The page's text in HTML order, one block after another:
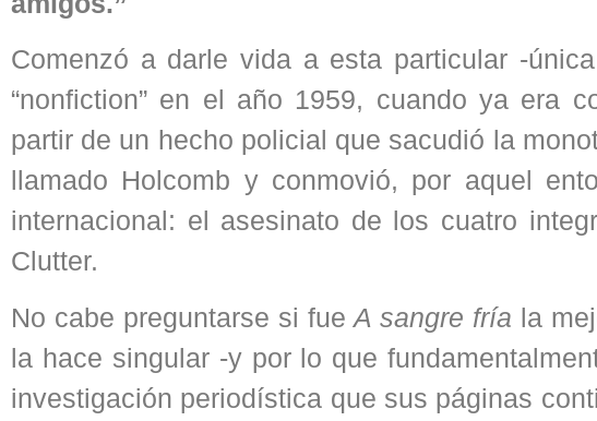
Comenzó a darle vida a esta particular -
“nonfiction” en el año 1959, cuando ya era
partir de un hecho policial que sacudió la
llamado Holcomb y conmovió, por aquel
internacional: el asesinato de los cuatro
Clutter.
No cabe preguntarse si fueA sangre fría la
la hace singular -y por lo que
investigación periodística que sus páginas